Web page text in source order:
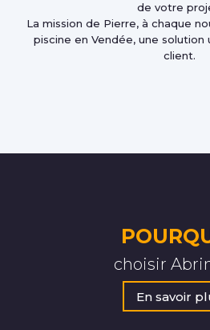
de votre
La mission de Pierre, à chaque
piscine en Vendée, une solution
client.
choisir
En savoir